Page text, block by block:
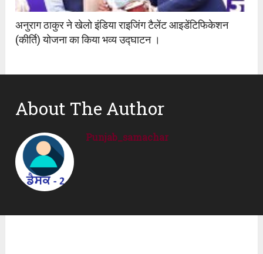
अनुराग ठाकुर ने खेलो इंडिया राइजिंग टैलेंट आइडेंटिफिकेशन
(कीर्ति) योजना का किया भव्य उद्घाटन ।
About The Author
Punjab_samachar